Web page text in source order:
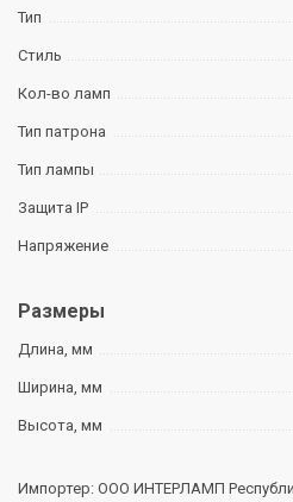
Тип
Стиль
Кол-во ламп
Тип патрона
Тип лампы
Защита IP
Напряжение
Размеры
Длина, мм
Ширина, мм
Высота, мм
Импортер: ООО ИНТЕРЛАМП